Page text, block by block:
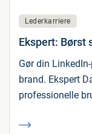
Lederkarriere
Ekspert: Børst
Gør din
brand. Ekspert
professionelle